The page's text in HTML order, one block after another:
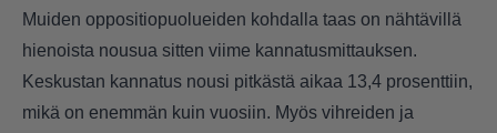
Muiden oppositiopuolueiden kohdalla taas on nähtävillä
hienoista nousua sitten viime kannatusmittauksen.
Keskustan kannatus nousi pitkästä aikaa 13,4 prosenttiin,
mikä on enemmän kuin vuosiin. Myös vihreiden ja